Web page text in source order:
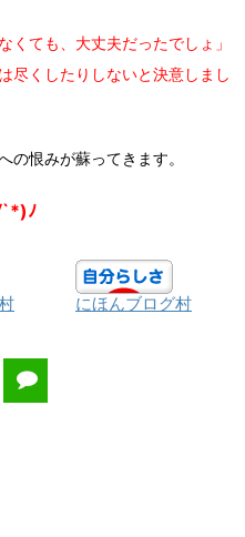
ても、大丈夫だったでしょ」
尽くしたりしないと決意しまし
の恨みが蘇ってきます。
ﾉ
にほんブログ村